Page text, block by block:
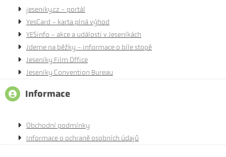
jeseniky.cz - portál
YesCard - karta plná výhod
YESinfo - akce a události v Jeseníkách
Jdeme na běžky - informace o bíle stopě
Jeseníky Film Office
Jeseníky Convention Bureau
Informace
Obchodní podmínky
Informace o ochraně osobních údajů